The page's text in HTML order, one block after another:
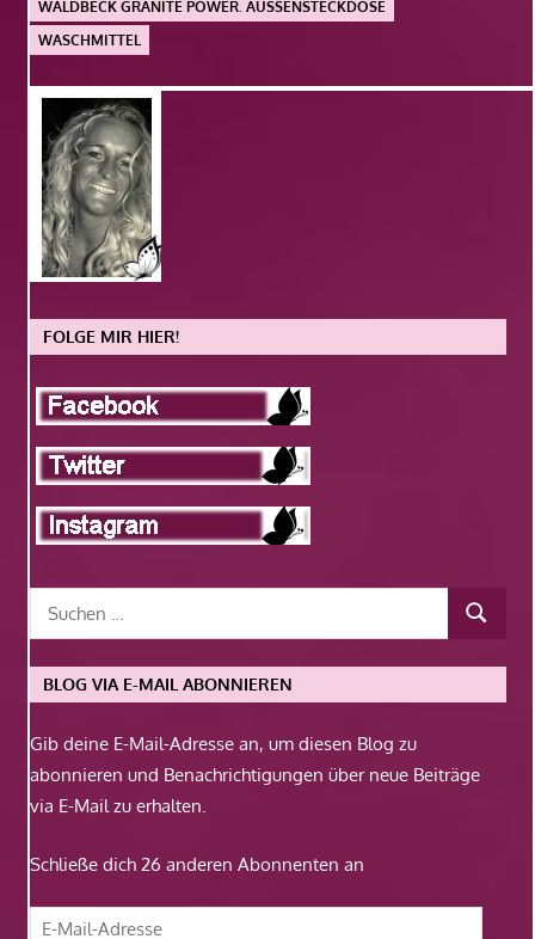
WALDBECK GRANITE POWER. AUSSENSTECKDOSE
WASCHMITTEL
FOLGE MIR HIER!
BLOG VIA E-MAIL ABONNIEREN
Gib deine E-Mail-Adresse an, um diesen Blog zu
abonnieren und Benachrichtigungen über neue Beiträge
via E-Mail zu erhalten.
Schließe dich 26 anderen Abonnenten an
E-